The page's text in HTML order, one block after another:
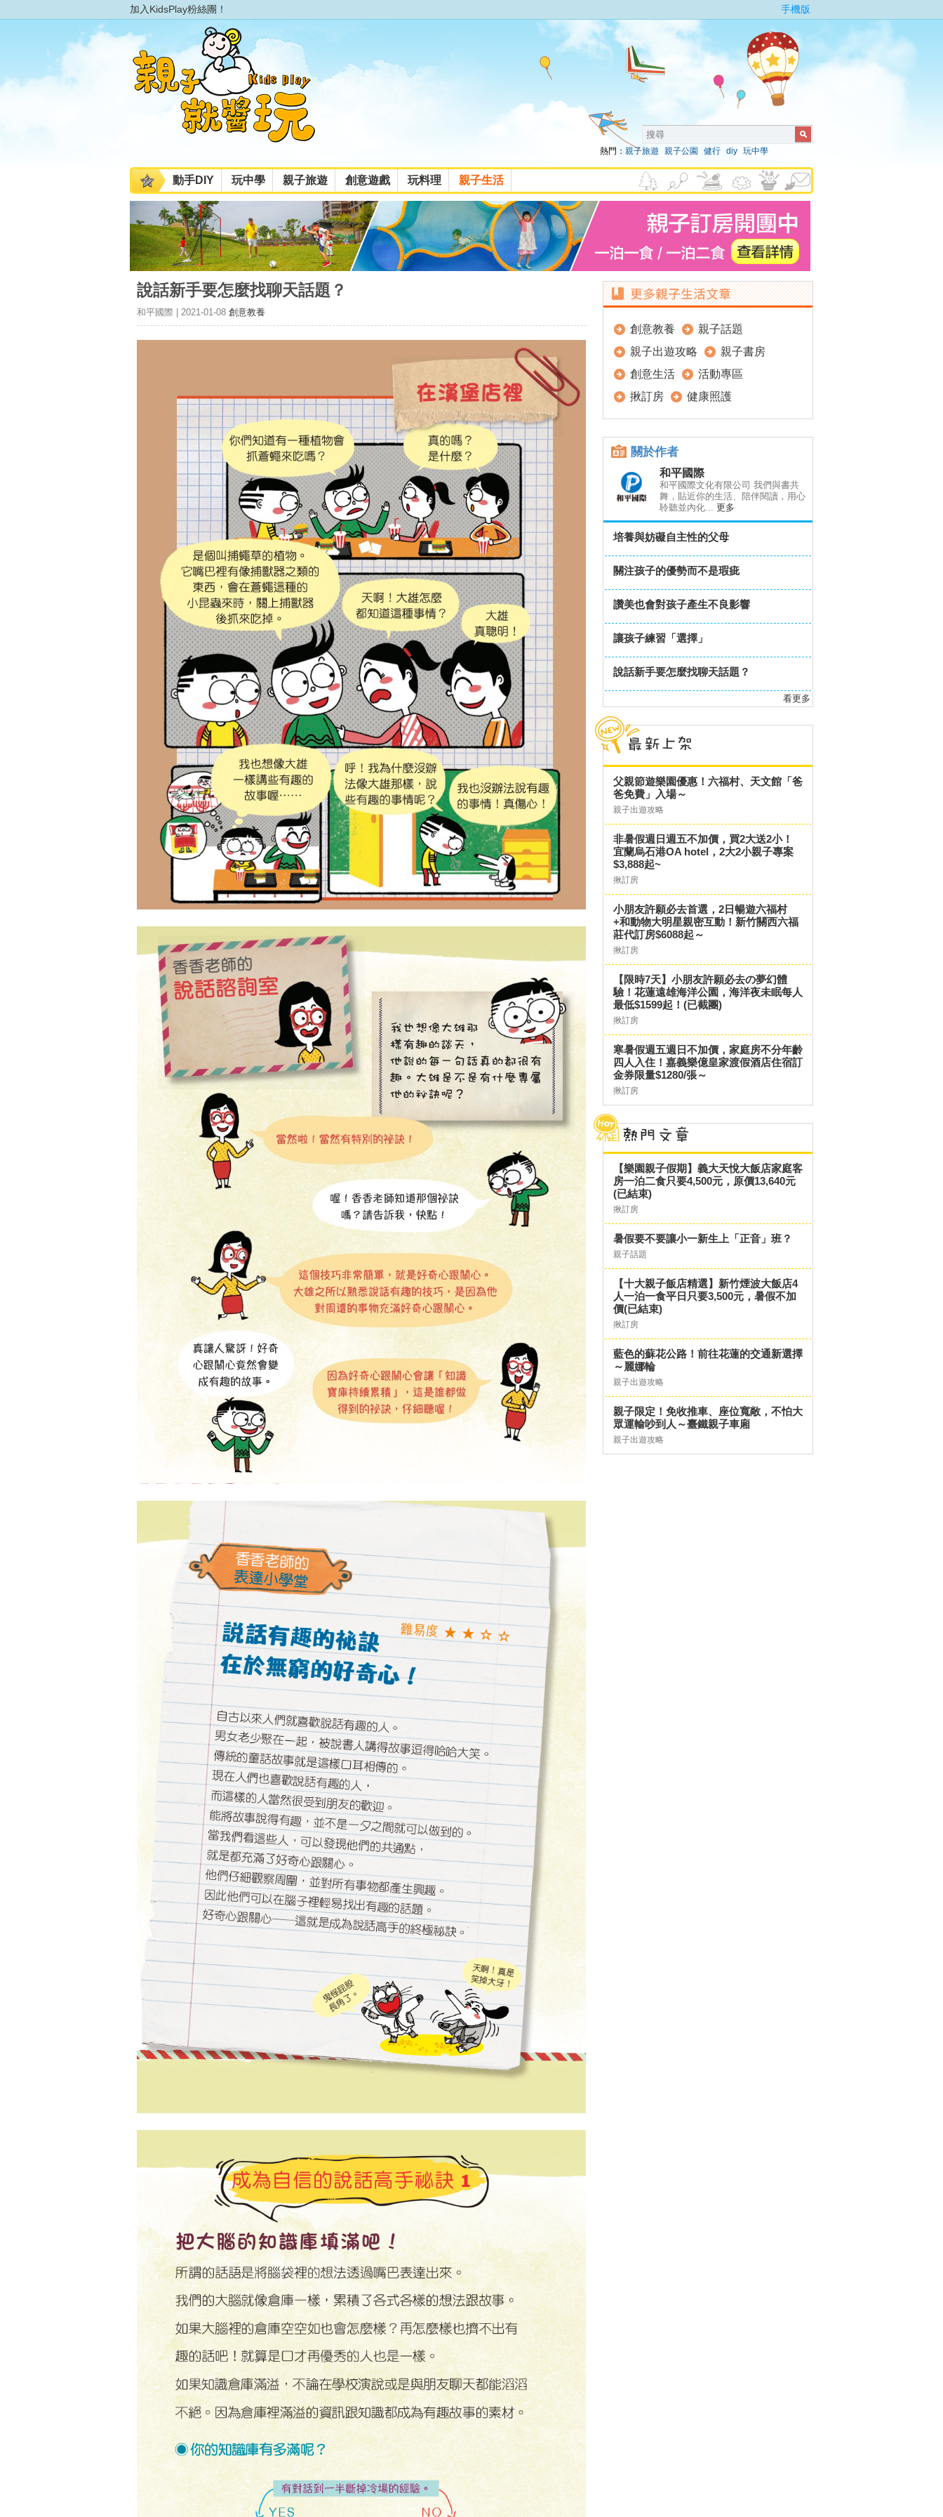
加入KidsPlay粉絲團！ 手機版
熱門： 親子旅遊 親子公園 健行 diy 玩中學
動手DIY 玩中學 親子旅遊 創意遊戲 玩料理 親子生活
說話新手要怎麼找聊天話題？
和平國際 | 2021-01-08 創意教養
創意教養
親子話題
親子出遊攻略
親子書房
創意生活
活動專區
揪訂房
健康照護
關於作者
和平國際
和平國際文化有限公司 我們與書共
舞，貼近你的生活、陪伴閱讀，用心
聆聽並內化... 更多
培養與妨礙自主性的父母
關注孩子的優勢而不是瑕疵
讚美也會對孩子產生不良影響
讓孩子練習「選擇」
說話新手要怎麼找聊天話題？
看更多
父親節遊樂園優惠！六福村、天文館「爸
爸免費」入場～
親子出遊攻略
非暑假週日週五不加價，買2大送2小！
宜蘭烏石港OA hotel，2大2小親子專案
$3,888起~
揪訂房
小朋友許願必去首選，2日暢遊六福村
+和動物大明星親密互動！新竹關西六福
莊代訂房$6088起～
揪訂房
【限時7天】小朋友許願必去の夢幻體
驗！花蓮遠雄海洋公園，海洋夜未眠每人
最低$1599起！(已截團)
揪訂房
寒暑假週五週日不加價，家庭房不分年齡
四人入住！嘉義樂億皇家渡假酒店住宿訂
金券限量$1280/張～
揪訂房
【樂園親子假期】義大天悅大飯店家庭客
房一泊二食只要4,500元，原價13,640元
(已結束)
揪訂房
暑假要不要讓小一新生上「正音」班？
親子話題
【十大親子飯店精選】新竹煙波大飯店4
人一泊一食平日只要3,500元，暑假不加
價(已結束)
揪訂房
藍色的蘇花公路！前往花蓮的交通新選擇
～麗娜輪
親子出遊攻略
親子限定！免收推車、座位寬敞，不怕大
眾運輸吵到人～臺鐵親子車廂
親子出遊攻略